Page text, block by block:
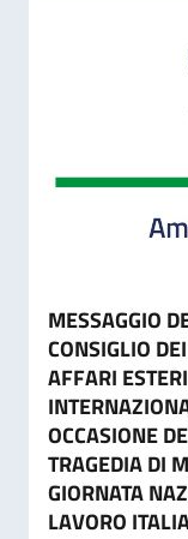
MESSAGGIO
CONSIGLIO
AFFARI
OCCASIONE
TRAGEDIA DI
GIORNATA
LAVORO